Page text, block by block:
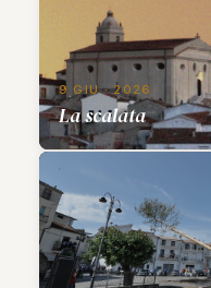
9 GIU · 2026
La scalata